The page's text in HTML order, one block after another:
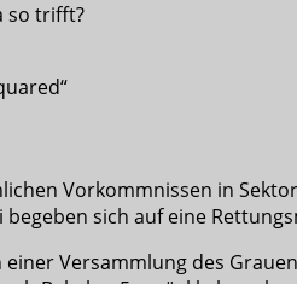
so trifft?
Vorkommnissen in
sich auf eine
Versammlung des